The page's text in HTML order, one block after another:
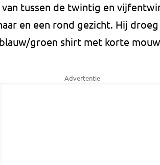
van tussen de twintig en
en een rond gezicht. Hij
groen shirt met korte
Advertentie